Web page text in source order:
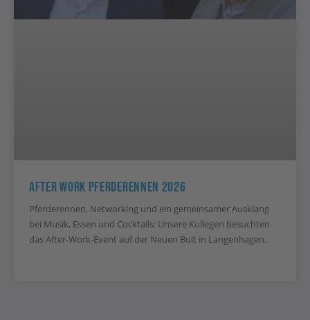
After Work Pferderennen 2026
Pferderennen, Networking und ein gemeinsamer Ausklang
bei Musik, Essen und Cocktails: Unsere Kollegen besuchten
das After-Work-Event auf der Neuen Bult in Langenhagen.